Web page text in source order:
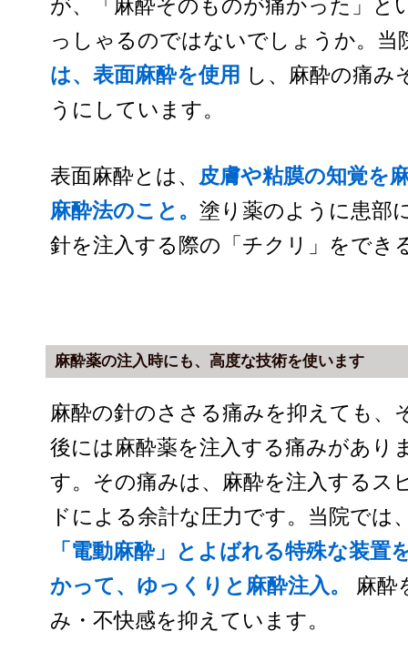
が、「麻酔そのものが痛かった」と
っしゃるのではないでしょうか。当
は、表面麻酔を使用 し、麻酔の痛み
うにしています。
表面麻酔とは、 皮膚や粘膜の知覚を
麻酔法のこと。 塗り薬のように患部
針を注入する際の「チクリ」をでき
麻酔薬の注入時にも、高度な技術を使います
麻酔の針のささる痛みを抑えても、
後には麻酔薬を注入する痛みがあり
す。その痛みは、麻酔を注入するス
ドによる余計な圧力です。当院では
「電動麻酔」とよばれる特殊な装置
かって、ゆっくりと麻酔注入。
麻酔
み・不快感を抑えています。